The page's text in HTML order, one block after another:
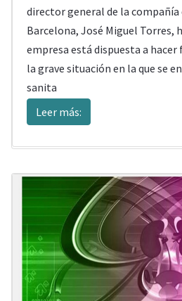
director general de la compañía
Barcelona, José Miguel Torres,
empresa está dispuesta a
la grave situación en la que se
sanita
Leer más: